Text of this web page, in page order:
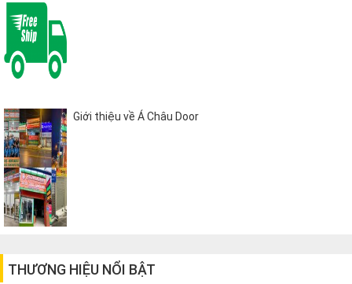
Giới thiệu về Á Châu Door
THƯƠNG HIỆU NỔI BẬT